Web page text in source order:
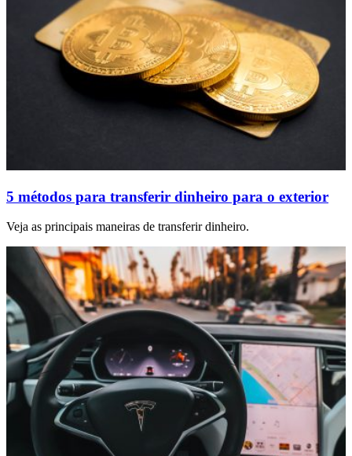
5 métodos para transferir dinheiro para o exterior
Veja as principais maneiras de transferir dinheiro.